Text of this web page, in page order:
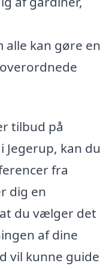
kan gøre en
tilbud på
kan du
fra
dig en
du vælger det
af dine
vil kunne guide